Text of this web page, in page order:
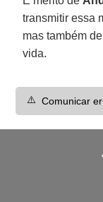
transmitir essa
mas também
vida.
⚠️ Comunicar